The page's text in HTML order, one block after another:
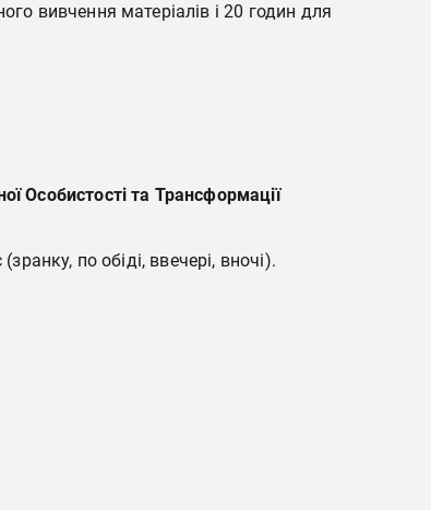
вивчення матеріалів і 20 годин для
Особистості та Трансформації
по обіді, ввечері, вночі).